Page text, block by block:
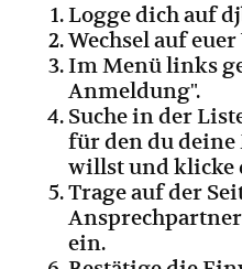
Logge dich auf
Wechsel auf
Im Menü links
Anmeldung".
Suche in der
für den du deine
willst und klicke
Trage auf der
ein.